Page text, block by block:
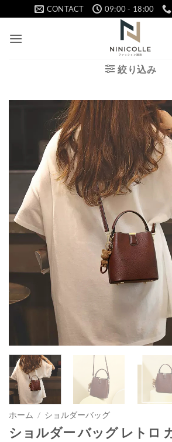
to
content
CONTACT 09:00 - 18:00
絞り込み
ホーム / ショルダーバッグ
ショルダー バッグ レトロ